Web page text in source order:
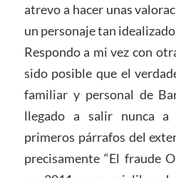
atrevo a hacer unas
un personaje tan
Respondo a mi vez con
sido posible que el
familiar y personal de
llegado a salir nunca a
primeros párrafos del
precisamente “El fraude